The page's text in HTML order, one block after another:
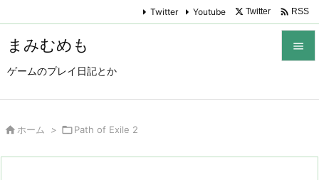
まみむめも
ゲームのプレイ日記とか

Twitter Youtube Twitter  RSS
 ホーム > Path of Exile 2